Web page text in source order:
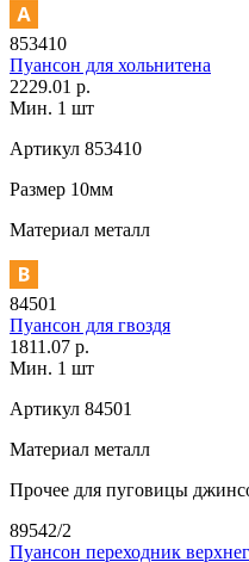
853410
Пуансон для хольнитена
2229.01 р.
Мин. 1 шт
Артикул 853410
Размер 10мм
Материал металл
84501
Пуансон для гвоздя
1811.07 р.
Мин. 1 шт
Артикул 84501
Материал металл
Прочее для пуговицы
89542/2
Пуансон переходник